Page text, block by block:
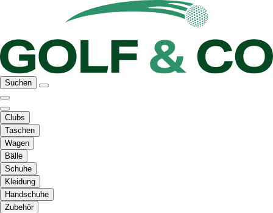
Suchen
Clubs
Taschen
Wagen
Bälle
Schuhe
Kleidung
Handschuhe
Zubehör